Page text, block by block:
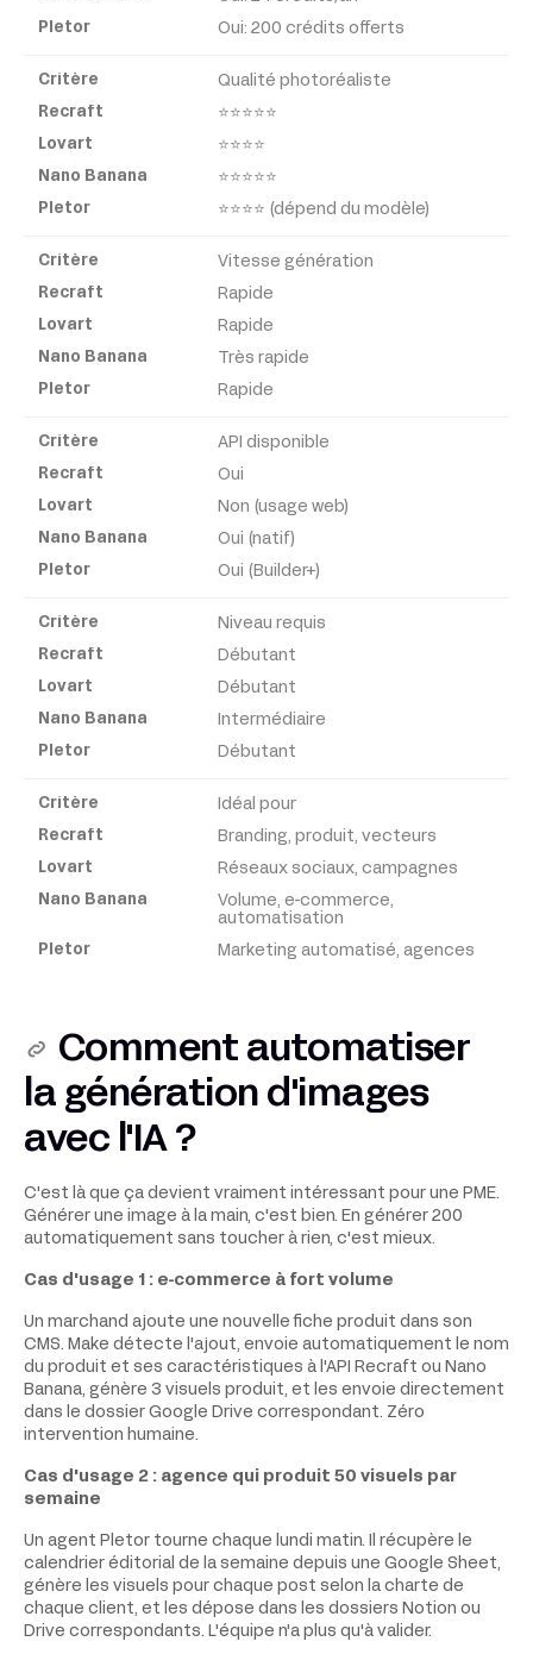
Pletor
Oui: 200 crédits offerts
Qualité photoréaliste
⭐⭐⭐⭐⭐
⭐⭐⭐⭐
⭐⭐⭐⭐⭐
⭐⭐⭐⭐ (dépend du modèle)
Vitesse génération
Rapide
Rapide
Très rapide
Rapide
API disponible
Oui
Non (usage web)
Oui (natif)
Oui (Builder+)
Niveau requis
Débutant
Débutant
Intermédiaire
Débutant
Idéal pour
Branding, produit, vecteurs
Réseaux sociaux, campagnes
Volume, e-commerce,
automatisation
Marketing automatisé, agences
Comment automatiser
la génération d'images
avec l'IA ?
C'est là que ça devient vraiment intéressant pour une PME.
Générer une image à la main, c'est bien. En générer 200
automatiquement sans toucher à rien, c'est mieux.
Cas d'usage 1 : e-commerce à fort volume
Un marchand ajoute une nouvelle fiche produit dans son
CMS. Make détecte l'ajout, envoie automatiquement le nom
du produit et ses caractéristiques à l'API Recraft ou Nano
Banana, génère 3 visuels produit, et les envoie directement
dans le dossier Google Drive correspondant. Zéro
intervention humaine.
Cas d'usage 2 : agence qui produit 50 visuels par
semaine
Un agent Pletor tourne chaque lundi matin. Il récupère le
calendrier éditorial de la semaine depuis une Google Sheet,
génère les visuels pour chaque post selon la charte de
chaque client, et les dépose dans les dossiers Notion ou
Drive correspondants. L'équipe n'a plus qu'à valider.